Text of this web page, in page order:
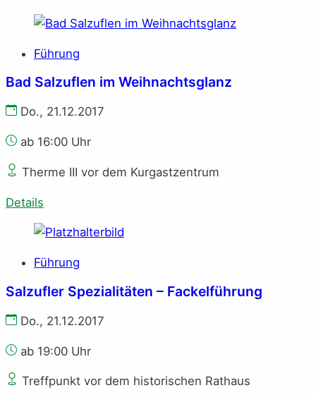
Führung
Bad Salzuflen im Weihnachtsglanz
Do., 21.12.2017
ab 16:00 Uhr
Therme III vor dem Kurgastzentrum
Details
Führung
Salzufler Spezialitäten – Fackelführung
Do., 21.12.2017
ab 19:00 Uhr
Treffpunkt vor dem historischen Rathaus